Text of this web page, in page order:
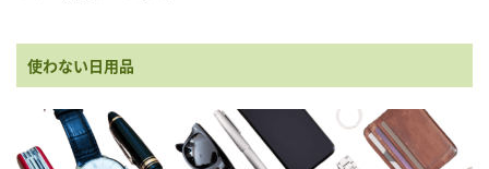
使わない日用品